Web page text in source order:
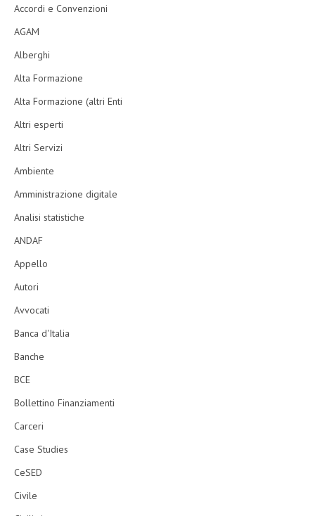
Accordi e Convenzioni
AGAM
Alberghi
Alta Formazione
Alta Formazione (altri Enti
Altri esperti
Altri Servizi
Ambiente
Amministrazione digitale
Analisi statistiche
ANDAF
Appello
Autori
Avvocati
Banca d'Italia
Banche
BCE
Bollettino Finanziamenti
Carceri
Case Studies
CeSED
Civile